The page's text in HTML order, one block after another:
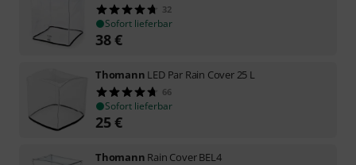
32
Sofort lieferbar
38€
Thomann LED Par Rain Cover 25 L
66
Sofort lieferbar
25€
Thomann Rain Cover BEL4